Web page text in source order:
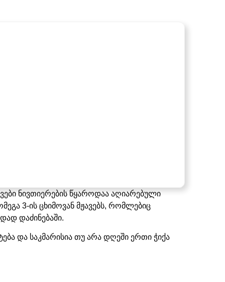
ნივთიერების წყაროდაა აღიარებული
3-ის ცხიმოვან მჟავებს, რომლებიც
დაძინებაში.
და საკმარისია თუ არა დღეში ერთი ჭიქა